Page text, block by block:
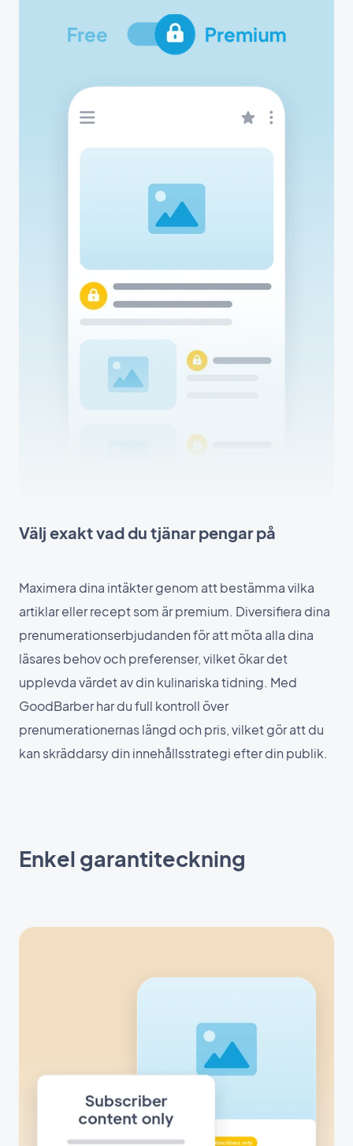
Välj exakt vad du tjänar pengar på
Maximera dina intäkter genom att bestämma vilka
artiklar eller recept som är premium. Diversifiera dina
prenumerationserbjudanden för att möta alla dina
läsares behov och preferenser, vilket ökar det
upplevda värdet av din kulinariska tidning. Med
GoodBarber har du full kontroll över
prenumerationernas längd och pris, vilket gör att du
kan skräddarsy din innehållsstrategi efter din publik.
Enkel garantiteckning